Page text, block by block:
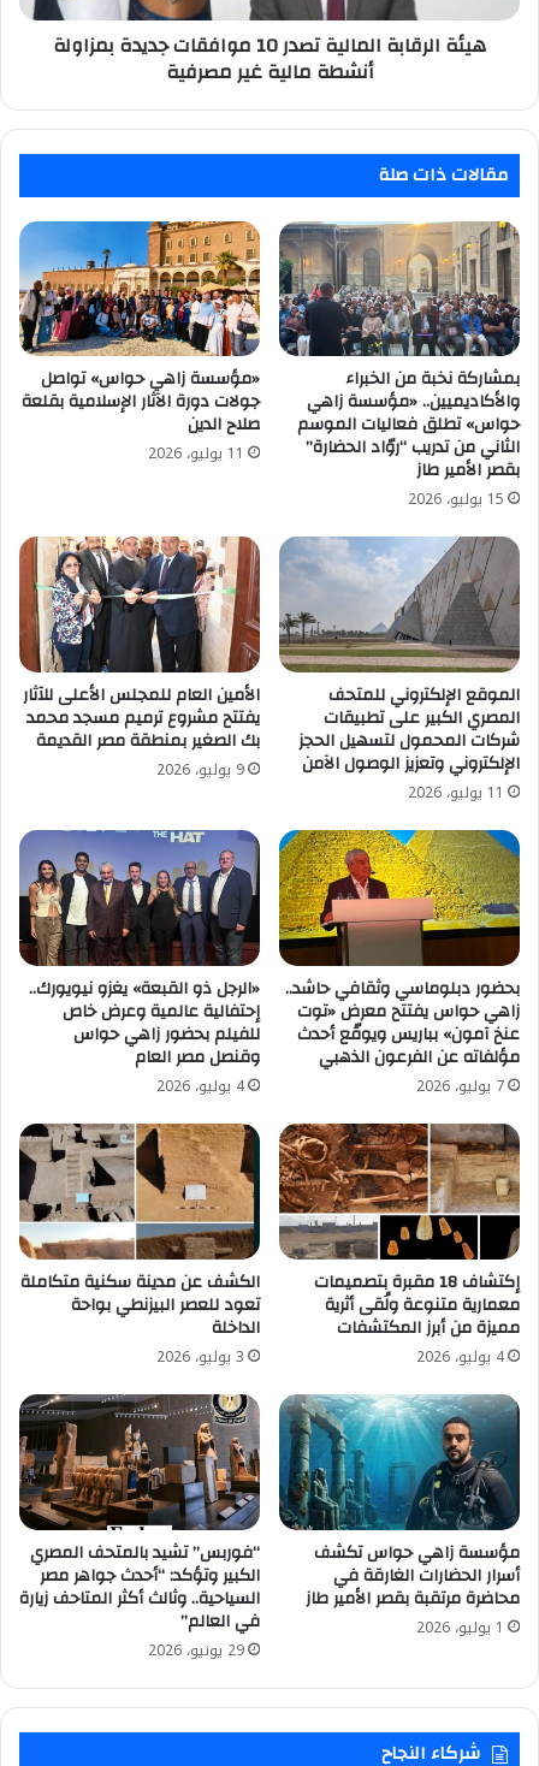
أنشطة
هيئة الرقابة المالية تصدر 10 موافقات جديدة بمزاولة
أنشطة مالية غير مصرفية
مقالات ذات صلة
بمشاركة نخبة من الخبراء
والأكاديميين.. «مؤسسة زاهي
حواس» تطلق فعاليات الموسم
الثاني من تدريب “روّاد الحضارة”
بقصر الأمير طاز
15 يوليو، 2026
«مؤسسة زاهي حواس» تواصل
جولات دورة الآثار الإسلامية بقلعة
صلاح الدين
11 يوليو، 2026
الموقع الإلكتروني للمتحف
المصري الكبير على تطبيقات
شركات المحمول لتسهيل الحجز
الإلكتروني وتعزيز الوصول الآمن
11 يوليو، 2026
الأمين العام للمجلس الأعلى للآثار
يفتتح مشروع ترميم مسجد محمد
بك الصغير بمنطقة مصر القديمة
9 يوليو، 2026
بحضور دبلوماسي وثقافي حاشد..
زاهي حواس يفتتح معرض «توت
عنخ آمون» بباريس ويوقّع أحدث
مؤلفاته عن الفرعون الذهبي
7 يوليو، 2026
«الرجل ذو القبعة» يغزو نيويورك..
إحتفالية عالمية وعرض خاص
للفيلم بحضور زاهي حواس
وقنصل مصر العام
4 يوليو، 2026
إكتشاف 18 مقبرة بتصميمات
معمارية متنوعة ولُقى أثرية
مميزة من أبرز المكتشفات
4 يوليو، 2026
الكشف عن مدينة سكنية متكاملة
تعود للعصر البيزنطي بواحة
الداخلة
3 يوليو، 2026
مؤسسة زاهي حواس تكشف
أسرار الحضارات الغارقة في
محاضرة مرتقبة بقصر الأمير طاز
1 يوليو، 2026
“فوربس” تشيد بالمتحف المصري
الكبير وتؤكد: “أحدث جواهر مصر
السياحية.. وثالث أكثر المتاحف زيارة
في العالم”
29 يونيو، 2026
شركاء النجاح